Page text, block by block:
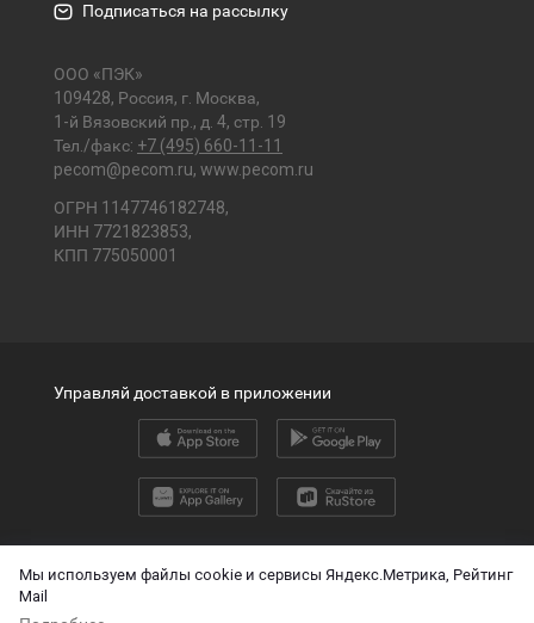
Мы используем файлы cookie и сервисы Яндекс.Метрика, Рейтинг
Mail
Подписаться на рассылку
ООО «ПЭК»
109428, Россия, г. Москва,
1-й Вязовский пр., д. 4, стр. 19
Тел./факс: +7 (495) 660-11-11
pecom@pecom.ru, www.pecom.ru
ОГРН 1147746182748,
ИНН 7721823853,
КПП 775050001
2026 © ООО «ПЭК»
Управляй доставкой в приложении